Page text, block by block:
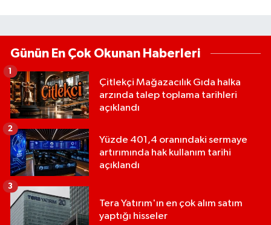
Günün En Çok Okunan Haberleri
Çitlekçi Mağazacılık Gıda halka
arzında talep toplama tarihleri
açıklandı
1
Yüzde 401,4 oranındaki sermaye
artırımında hak kullanım tarihi
açıklandı
2
Tera Yatırım'ın en çok alım satım
yaptığı hisseler
3